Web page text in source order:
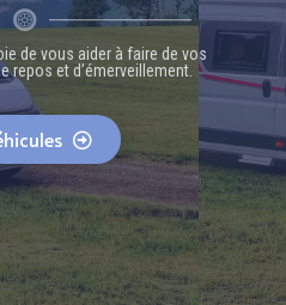
de vous aider à faire de vos
repos et d’émerveillement.